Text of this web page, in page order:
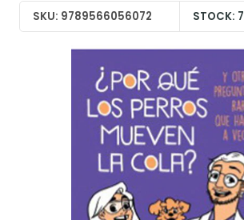
SKU: 9789566056072 STOCK: 7